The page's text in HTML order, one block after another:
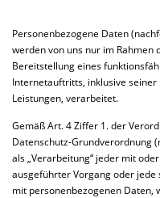
Personenbezogene Daten
werden von uns nur im Rahmen
Bereitstellung eines
Internetauftritts, inklusive
Leistungen, verarbeitet.
Gemäß Art. 4 Ziffer 1. der
Datenschutz-Grundverordnung
als „Verarbeitung“ jeder mit
ausgeführter Vorgang oder
mit personenbezogenen Daten,